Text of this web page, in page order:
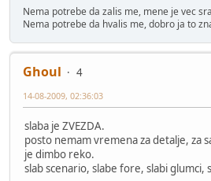
Nema potrebe da zalis me, mene je vec
Nema potrebe da hvalis me, dobro ja to
Ghoul
4
14-08-2009, 02:36:03
slaba je ZVEZDA.
posto nemam vremena za detalje, za
je dimbo reko.
slab scenario, slabe fore, slabi glumci,